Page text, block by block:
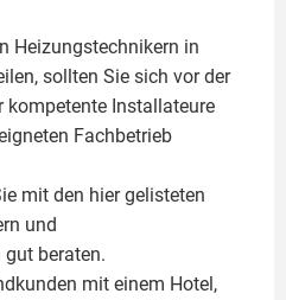
Heizungstechnikern in
sollten Sie sich vor der
Installateure
Fachbetrieb
mit den hier gelisteten
und
beraten.
mit einem Hotel,